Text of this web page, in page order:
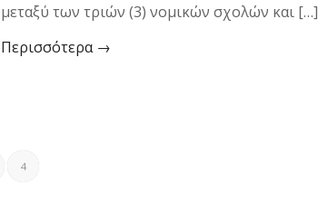
μεταξύ των τριών (3) νομικών σχολών και […]
Περισσότερα→
4